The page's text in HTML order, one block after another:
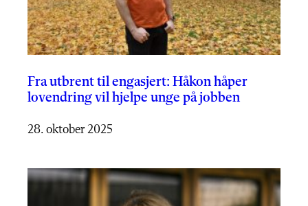
Fra utbrent til engasjert: Håkon håper
lovendring vil hjelpe unge på jobben
28. oktober 2025